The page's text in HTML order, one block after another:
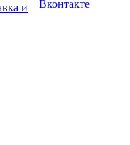
и
Вконтакте